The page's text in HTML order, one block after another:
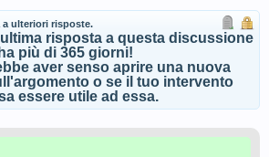
a ulteriori risposte.
risposta a questa discussione
ha più di 365 giorni!
aver senso aprire una nuova
o se il tuo intervento
essere utile ad essa.